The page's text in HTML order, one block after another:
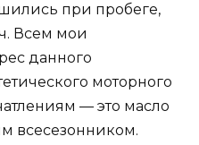
при пробеге,
Всем мои
данного
моторного
— это масло
всесезонником.